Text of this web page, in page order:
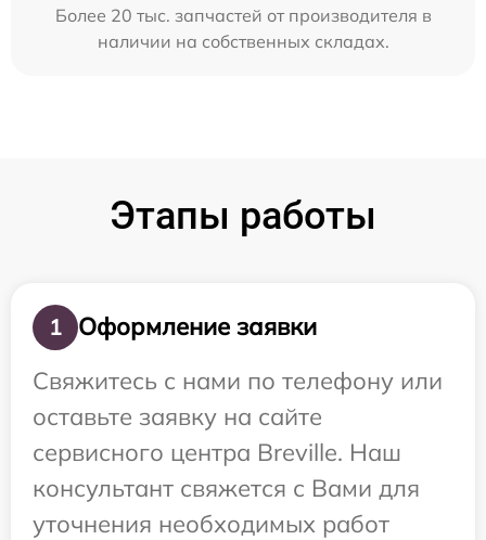
Более 20 тыс. запчастей от производителя в
наличии на собственных складах.
Этапы работы
1
Оформление заявки
Свяжитесь с нами по телефону или
оставьте заявку на сайте
сервисного центра Breville. Наш
консультант свяжется с Вами для
уточнения необходимых работ